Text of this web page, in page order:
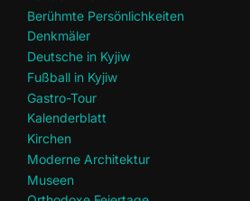
Berühmte Persönlichkeiten
Denkmäler
Deutsche in Kyjiw
Fußball in Kyjiw
Gastro-Tour
Kalenderblatt
Kirchen
Moderne Architektur
Museen